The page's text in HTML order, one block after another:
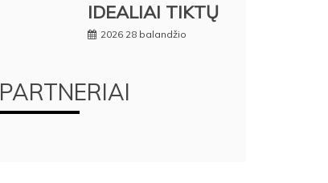
IDEALIAI TIKTŲ
2026 28 balandžio
PARTNERIAI